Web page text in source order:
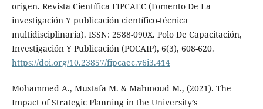
origen. Revista Científica FIPCAEC (Fomento De La
investigación Y publicación científico-técnica
multidisciplinaria). ISSN: 2588-090X. Polo De Capacitación,
Investigación Y Publicación (POCAIP), 6(3), 608-620.
https://doi.org/10.23857/fipcaec.v6i3.414
Mohammed A., Mustafa M. & Mahmoud M., (2021). The
Impact of Strategic Planning in the University’s